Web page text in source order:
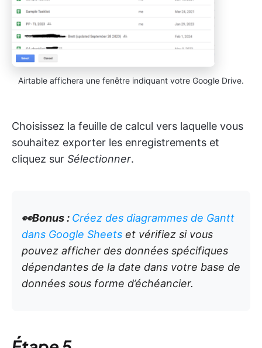
Airtable affichera une fenêtre indiquant votre Google Drive.
Choisissez la feuille de calcul vers laquelle vous
souhaitez exporter les enregistrements et
cliquez sur Sélectionner.
👀Bonus : Créez des diagrammes de Gantt
dans Google Sheets et vérifiez si vous
pouvez afficher des données spécifiques
dépendantes de la date dans votre base de
données sous forme d’échéancier.